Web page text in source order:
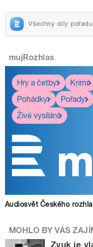
Všechny díly
mujRozhlas
Hry a četby
Krimi
Pohádky
Pořady
Živé vysílání
Audiosvět Českého
MOHLO BY VÁS
Zvuk je